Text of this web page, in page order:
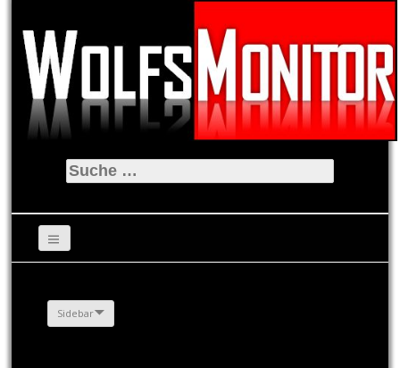
Suche
nach:
Sidebar